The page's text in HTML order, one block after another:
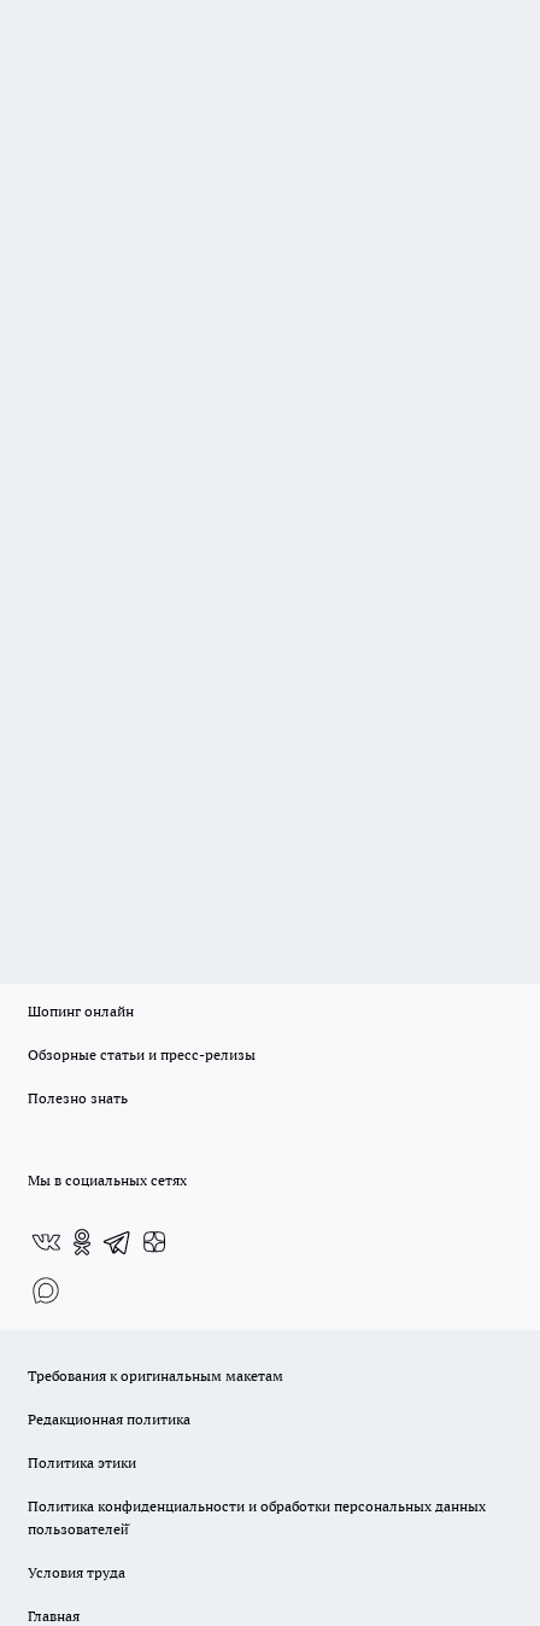
Шопинг онлайн
Обзорные статьи и пресс-релизы
Полезно знать
Мы в социальных сетях
Требования к оригинальным макетам
Редакционная политика
Политика этики
Политика конфиденциальности и обработки персональных данных
пользователей̆
Условия труда
Главная